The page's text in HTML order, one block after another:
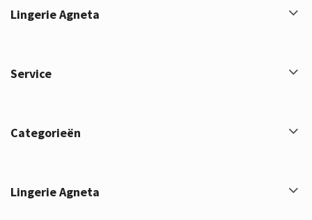
Lingerie Agneta
Service
Categorieën
Lingerie Agneta